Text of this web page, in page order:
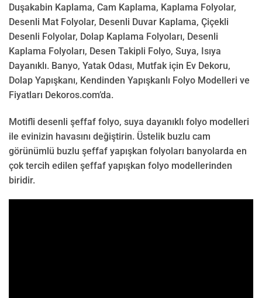
Duşakabin Kaplama, Cam Kaplama, Kaplama Folyolar,
Desenli Mat Folyolar, Desenli Duvar Kaplama, Çiçekli
Desenli Folyolar, Dolap Kaplama Folyoları, Desenli
Kaplama Folyoları, Desen Takipli Folyo, Suya, Isıya
Dayanıklı. Banyo, Yatak Odası, Mutfak için Ev Dekoru,
Dolap Yapışkanı, Kendinden Yapışkanlı Folyo Modelleri ve
Fiyatları Dekoros.com’da.
Motifli desenli şeffaf folyo, suya dayanıklı folyo modelleri
ile evinizin havasını değiştirin. Üstelik buzlu cam
görünümlü buzlu şeffaf yapışkan folyoları banyolarda en
çok tercih edilen şeffaf yapışkan folyo modellerinden
biridir.